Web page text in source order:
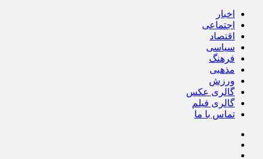
اخبار
اجتماعی
اقتصاد
سیاسی
فرهنگ
مذهبی
ورزش
گالری عکس
گالری فیلم
تماس با ما